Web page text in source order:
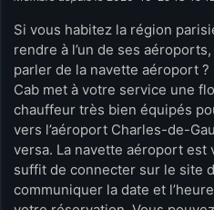
Si vous habitez la région
rendre à l’un de ses
parler de la navette aéroport
Cab met à votre service une
chauffeur très bien équipés
vers l’aéroport Charles-de-
versa. La navette aéroport est
suffit de connecter sur le site
communiquer la date et